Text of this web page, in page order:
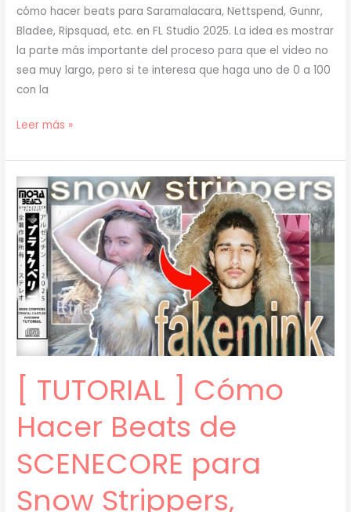
cómo hacer beats para Saramalacara, Nettspend, Gunnr,
Bladee, Ripsquad, etc. en FL Studio 2025. La idea es mostrar
la parte más importante del proceso para que el video no
sea muy largo, pero si te interesa que haga uno de 0 a 100
con la
[
]
Cómo
Hacer
BEATS
para
SARAMALACARA
(Nettspend,
Gunnr,
Bladee)
(prod.
mora)
[45]
Leer más »
[ TUTORIAL ] Cómo
Hacer Beats de
SCENECORE para
Snow Strippers,